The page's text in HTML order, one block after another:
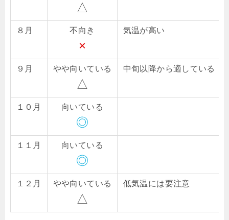
△
８月 不向き
×
気温が高い
９月 やや向いている
△
中旬以降から適している
１０月 向いている
◎
１１月 向いている
◎
１２月 やや向いている
△
低気温には要注意